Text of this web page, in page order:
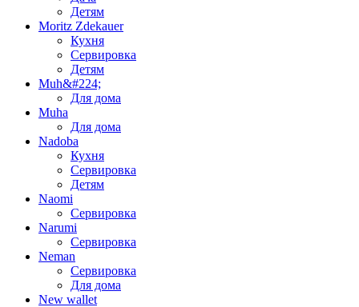
Детям
Moritz Zdekauer
Кухня
Сервировка
Детям
Muh&#224;
Для дома
Muha
Для дома
Nadoba
Кухня
Сервировка
Детям
Naomi
Сервировка
Narumi
Сервировка
Neman
Сервировка
Для дома
New wallet